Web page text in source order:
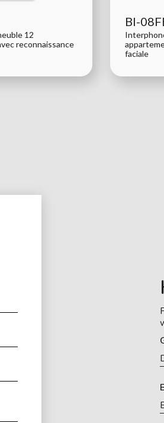
12
reconnaissance
BI-
faciale